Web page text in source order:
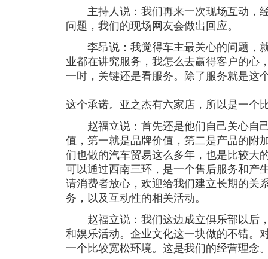
主持人说：我们再来一次现场互动，
问题，我们的现场网友会做出回应。
李昂说：我觉得车主最关心的问题，
业都在讲究服务，我怎么去赢得客户的心
一时，关键还是看服务。除了服务就是这
这个承诺。亚之杰有六家店，所以是一个
赵福立说：首先还是他们自己关心自
值，第一就是品牌价值，第二是产品的附
们也做的汽车贸易这么多年，也是比较大
可以通过西南三环，是一个售后服务和产
请消费者放心，欢迎给我们建立长期的关
务，以及互动性的相关活动。
赵福立说：我们这边成立俱乐部以后
和娱乐活动。企业文化这一块做的不错。
一个比较宽松环境。这是我们的经营理念